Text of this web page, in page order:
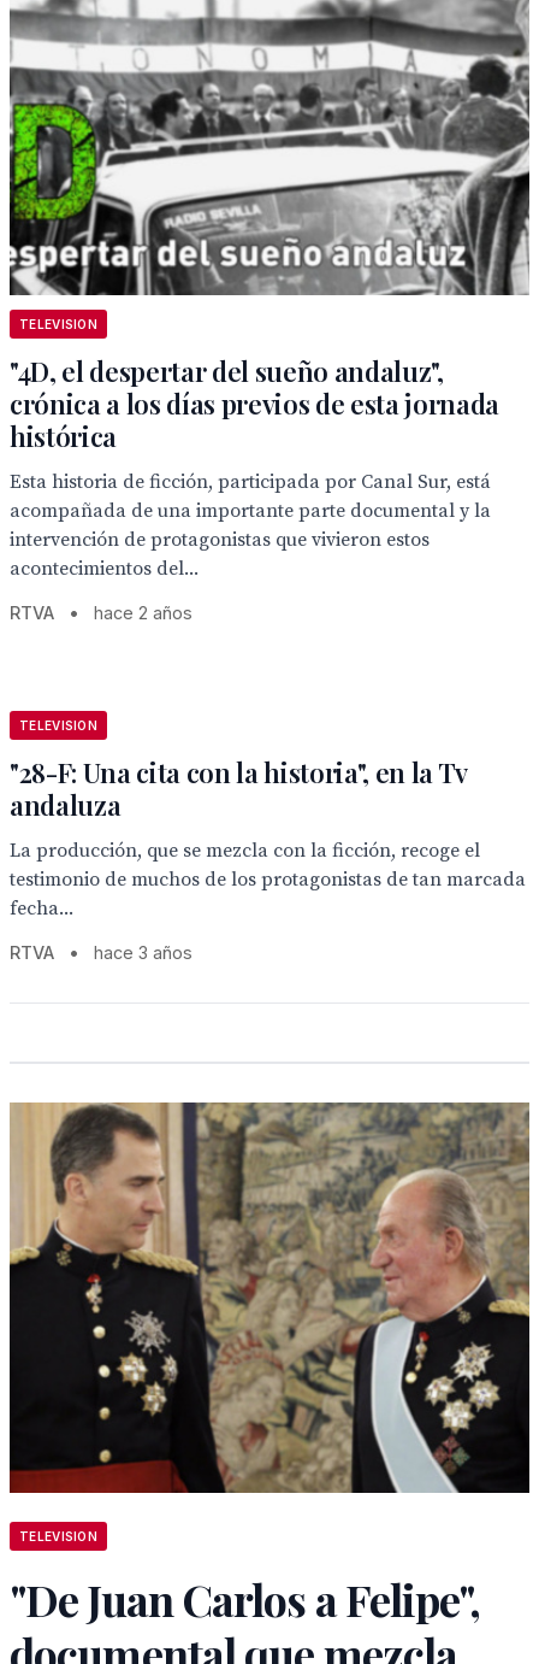
TELEVISION
"4D, el despertar del sueño andaluz",
crónica a los días previos de esta jornada
histórica
Esta historia de ficción, participada por Canal Sur, está
acompañada de una importante parte documental y la
intervención de protagonistas que vivieron estos
acontecimientos del...
RTVA • hace 2 años
TELEVISION
"28-F: Una cita con la historia", en la Tv
andaluza
La producción, que se mezcla con la ficción, recoge el
testimonio de muchos de los protagonistas de tan marcada
fecha...
RTVA • hace 3 años
TELEVISION
"De Juan Carlos a Felipe",